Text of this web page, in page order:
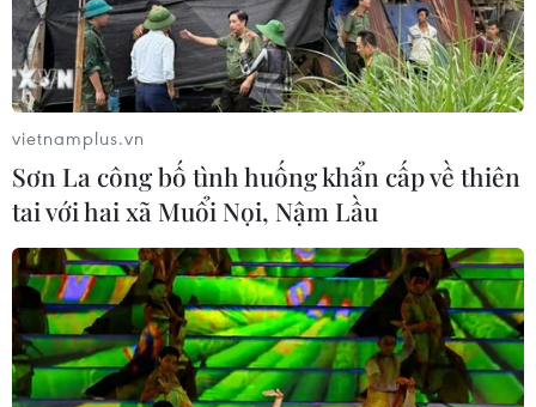
Học sinh trượt tốt nghiệp THPT năm 2024
sẽ được thi đề riêng vào năm 2025?
29/11/2023 11:17
vietnamplus.vn
Sơn La công bố tình huống khẩn cấp về thiên
tai với hai xã Muổi Nọi, Nậm Lầu